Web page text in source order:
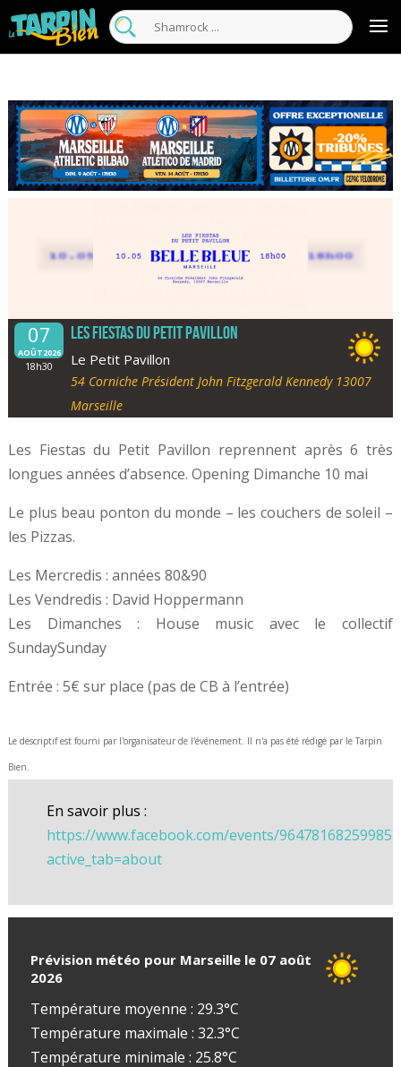
07
AOÛT2026
18h30
Les fiestas du Petit Pavillon
Le Petit Pavillon
54 Corniche Président John Fitzgerald Kennedy 13007
Marseille
Les Fiestas du Petit Pavillon reprennent après 6 très
longues années d’absence. Opening Dimanche 10 mai
Le plus beau ponton du monde – les couchers de soleil –
les Pizzas.
Les Mercredis : années 80&90
Les Vendredis : David Hoppermann
Les Dimanches : House music avec le collectif
SundaySunday
Entrée : 5€ sur place (pas de CB à l’entrée)
Le descriptif est fourni par l'organisateur de l'événement. Il n'a pas été rédigé par le Tarpin
Bien.
En savoir plus :
https://www.facebook.com/events/
active_tab=about
Prévision météo pour Marseille le 07 août
2026
Température moyenne : 29.3°C
Température maximale : 32.3°C
Température minimale : 25.8°C